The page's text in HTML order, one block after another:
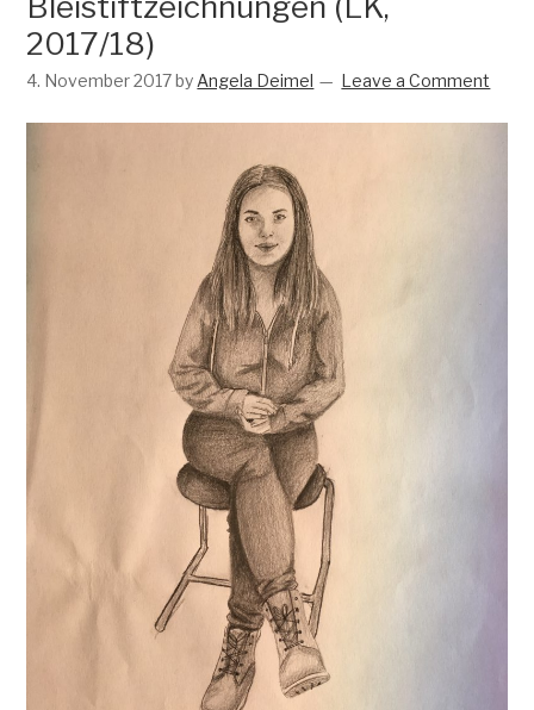
2017/18)
4. November 2017by Angela Deimel Leave a Comment